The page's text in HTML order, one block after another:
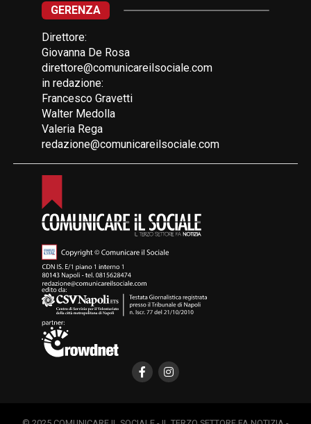
GERENZA
Direttore:
Giovanna De Rosa
direttore@comunicareilsociale.com
in redazione:
Francesco Gravetti
Walter Medolla
Valeria Rega
redazione@comunicareilsociale.com